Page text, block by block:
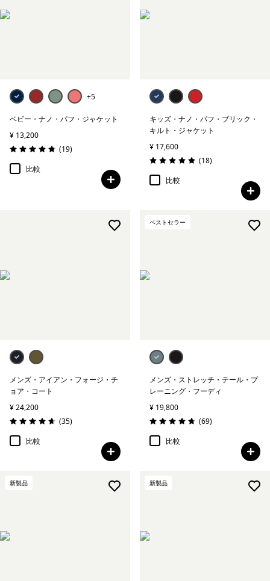
+5
ベビー・ナノ・パフ・ジャケット
¥ 13,200
評価: 4.8 / 5
(19レビュー
)
比較
キッズ・ナノ・パフ・ブリック・
キルト・ジャケット
¥ 17,600
評価: 4.9 / 5
(18レビュー
)
比較
メンズ・アイアン・フォージ・チ
ョア・コート
¥ 24,200
評価: 4.7 / 5
(35レビュー
)
比較
ベストセラー
メンズ・ストレッチ・テール・プ
レーニング・フーディ
¥ 19,800
評価: 4.8 / 5
(69レビュー
)
比較
新製品 新製品